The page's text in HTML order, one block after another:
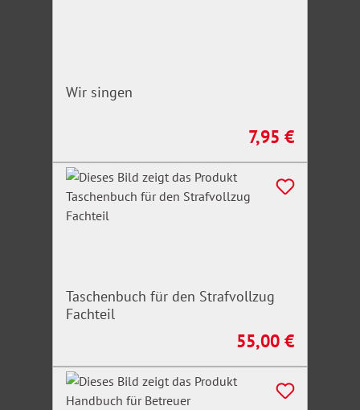
Wir singen
Regulärer Preis:
7,95 €
Taschenbuch für den Strafvollzug
Fachteil
Regulärer Preis:
55,00 €